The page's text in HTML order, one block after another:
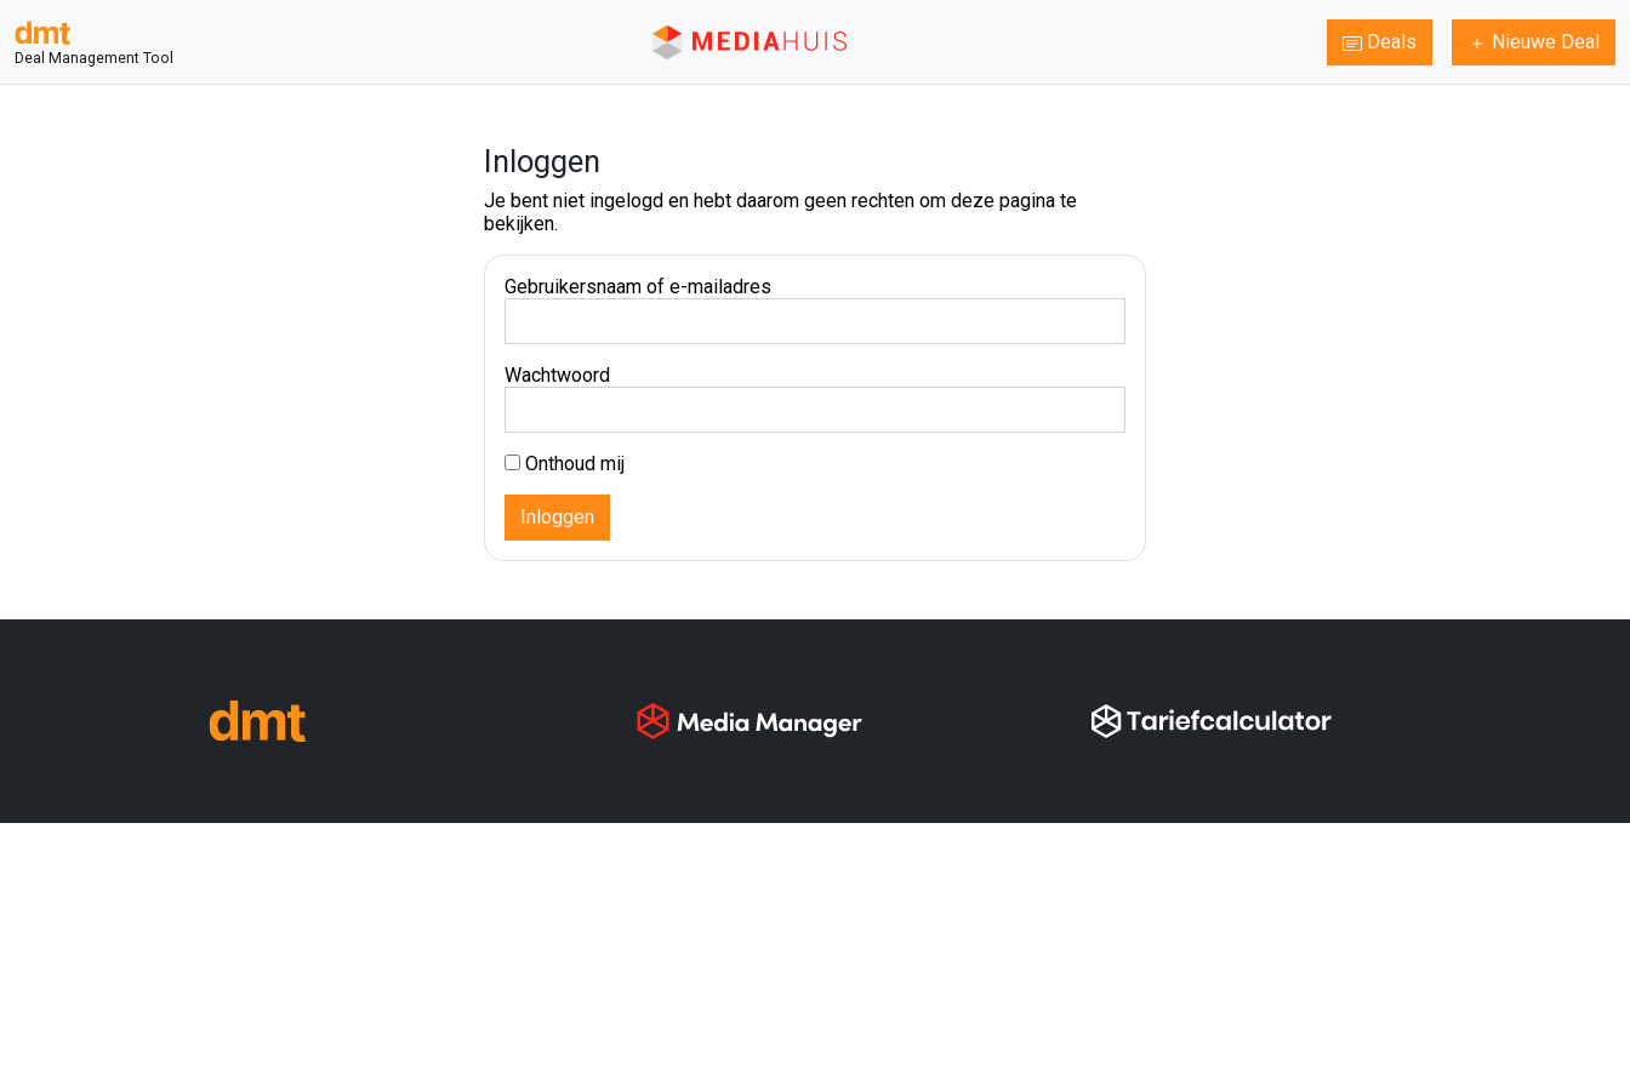
Deal Management Tool
Deals Nieuwe Deal
Inloggen
Je bent niet ingelogd en hebt daarom geen rechten om deze pagina te
bekijken.
Gebruikersnaam of e-mailadres
Wachtwoord
Onthoud mij